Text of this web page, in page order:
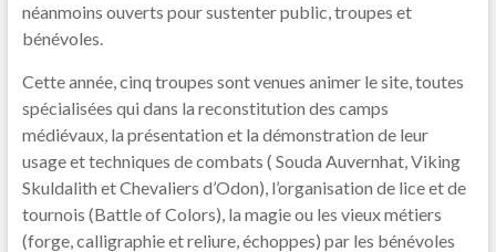
néanmoins ouverts pour sustenter public, troupes et
bénévoles.
Cette année, cinq troupes sont venues animer le site, toutes
spécialisées qui dans la reconstitution des camps
médiévaux, la présentation et la démonstration de leur
usage et techniques de combats ( Souda Auvernhat, Viking
Skuldalith et Chevaliers d’Odon), l’organisation de lice et de
tournois (Battle of Colors), la magie ou les vieux métiers
(forge, calligraphie et reliure, échoppes) par les bénévoles